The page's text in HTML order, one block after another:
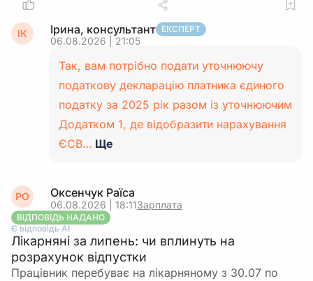
ІК Ірина, консультант ЕКСПЕРТ
06.08.2026 | 21:05
Так, вам потрібно подати уточнюючу
податкову декларацію платника єдиного
податку за 2025 рік разом із уточнюючим
Додатком 1, де відобразити нарахування
ЄСВ… Ще
РО Оксенчук Раїса
06.08.2026 | 18:11Зарплата
ВІДПОВІДЬ НАДАНО
Є відповідь АІ
Лікарняні за липень: чи вплинуть на
розрахунок відпустки
Працівник перебуває на лікарняному з 30.07 по